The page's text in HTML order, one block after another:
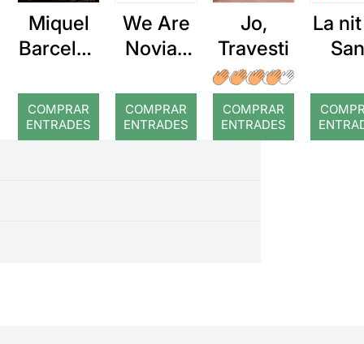
Miquel
Barcelon
COMPRAR
ENTRADES
We Are
Novias
À GOGO
COMPRAR
ENTRADES
Jo,
Travesti
COMPRAR
ENTRADES
La